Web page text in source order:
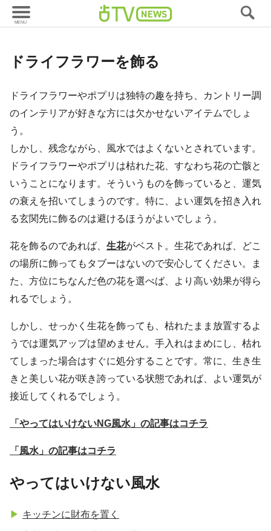
ドライフラワーを飾る
ドライフラワーやポプリは独特の趣を持ち、カントリー調
のインテリアが好きな方には欠かせないアイテムでしょ
う。
しかし、残念ながら、風水ではよくないとされています。
ドライフラワーやポプリは枯れた花、すなわち花の亡骸と
いうことになります。そういうものを飾っていると、運気
の衰えを招いてしまうのです。特に、よい運気を招き入れ
る玄関先に飾るのは避けるほうがよいでしょう。
花を飾るのであれば、 生花がベスト。生花であれば、どこ
の場所に飾ってもタブーはないので安心してください。ま
た、方位にちなんだ色の花を選べば、より高い効果が得ら
れるでしょう。
しかし、せっかく生花を飾っても、枯れたまま放置するよ
うでは運気アップは望めません。手入れはまめにし、枯れ
てしまった場合はすぐに処分することです。常に、生き生
きと美しい花が咲き誇っている状態であれば、よい運気が
接近してくれるでしょう。
「やってはいけないNG風水」の記事はコチラ
「風水」の記事はコチラ
やってはいけない風水
キッチンに財布を置く